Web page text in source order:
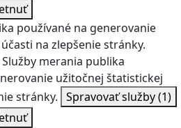
používané na generovanie
na zlepšenie stránky.
Služby merania publika
užitočnej štatistickej
stránky. Spravovať služby(1)